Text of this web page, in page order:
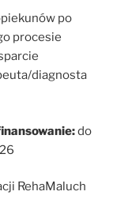
po
procesie
diagnosta
do
RehaMaluch